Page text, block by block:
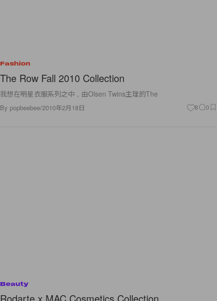
Fashion
The Row Fall 2010 Collection
我想在明星衣服系列之中，由Olsen Twins主理的The
By popbeebee/2010年2月18日 8 0
Beauty
Rodarte x MAC Cosmetics Collection